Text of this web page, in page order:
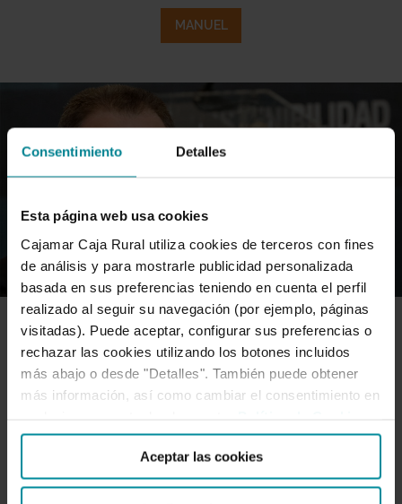
Consentimiento Detalles
Esta página web usa cookies
Cajamar Caja Rural utiliza cookies de terceros con fines
de análisis y para mostrarle publicidad personalizada
basada en sus preferencias teniendo en cuenta el perfil
realizado al seguir su navegación (por ejemplo, páginas
visitadas). Puede aceptar, configurar sus preferencias o
rechazar las cookies utilizando los botones incluidos
más abajo o desde "Detalles". También puede obtener
más información, así como cambiar el consentimiento en
Aceptar las cookies
MANUEL
ADN-AGRO
Cajamar incorpora a Manuel Lainez
como director de Innovación y